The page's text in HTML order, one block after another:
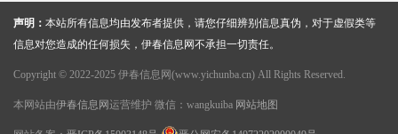
声明： 本站所有信息均由发布者提供，请您仔细辨别信息真伪，对于虚假类等
信息对您造成的任何损失，伊春信息网不承担一切责任。
Copyright © 2022-2025 伊春信息网(www.yichunba.cn) All Rights Reserved.
本网站由伊春信息网 运营维护 微信：wangkuiba 网站地图